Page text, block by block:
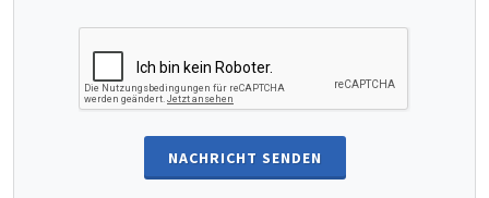
NACHRICHT SENDEN